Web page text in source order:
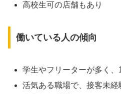
高校生可の店舗もあり
働いている人の傾向
学生やフリーターが多く
活気ある職場で、接客未